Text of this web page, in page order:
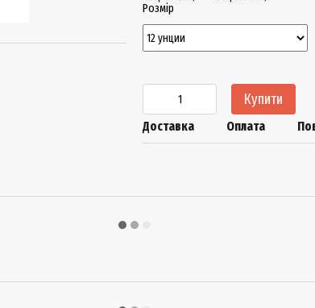
Розмір
Купити
Доставка Оплата